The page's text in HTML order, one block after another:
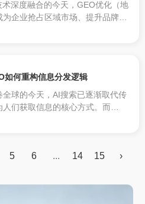
深度融合的今天，GEO优化（地
企业抢占区域市场、提升品牌影
如何重构信息分发逻辑
球的今天，AI搜索已逐渐取代传
人们获取信息的核心方式。而
5 6 ... 14 15 ›